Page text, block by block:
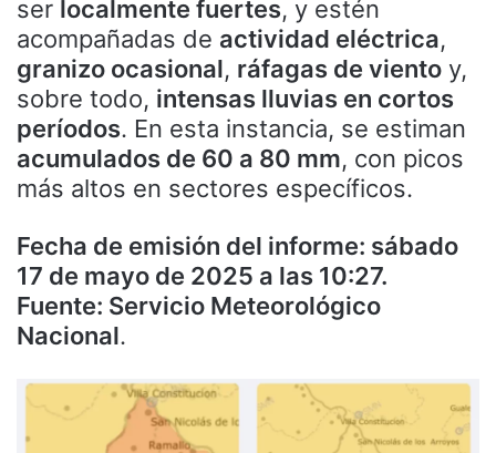
ser localmente fuertes, y estén
acompañadas de actividad eléctrica,
granizo ocasional, ráfagas de viento y,
sobre todo, intensas lluvias en cortos
períodos. En esta instancia, se estiman
acumulados de 60 a 80 mm, con picos
más altos en sectores específicos.
Fecha de emisión del informe: sábado
17 de mayo de 2025 a las 10:27.
Fuente: Servicio Meteorológico
Nacional.